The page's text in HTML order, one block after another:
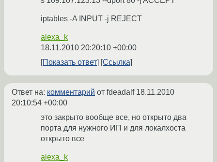
iptables -A INPUT -j REJECT
alexa_k
18.11.2010 20:20:10 +00:00
Показать ответ
Ссылка
Ответ на: комментарий от fdeadalf 18.11.2010
20:10:54 +00:00
это закрыто вообще все, но открыто два
порта для нужного ИП и для локалхоста
открыто все
alexa_k